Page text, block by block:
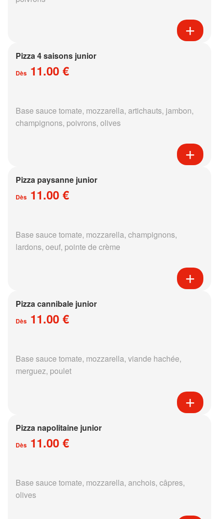
Pizza 4 saisons junior
Dès 11.00 €
Base sauce tomate, mozzarella, artichauts, jambon,
champignons, poivrons, olives
Pizza paysanne junior
Dès 11.00 €
Base sauce tomate, mozzarella, champignons,
lardons, oeuf, pointe de crème
Pizza cannibale junior
Dès 11.00 €
Base sauce tomate, mozzarella, viande hachée,
merguez, poulet
Pizza napolitaine junior
Dès 11.00 €
Base sauce tomate, mozzarella, anchois, câpres,
olives